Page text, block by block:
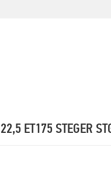
ET175 STEGER